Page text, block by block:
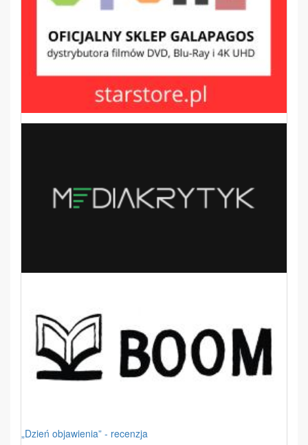
„Dzień objawienia” - recenzja